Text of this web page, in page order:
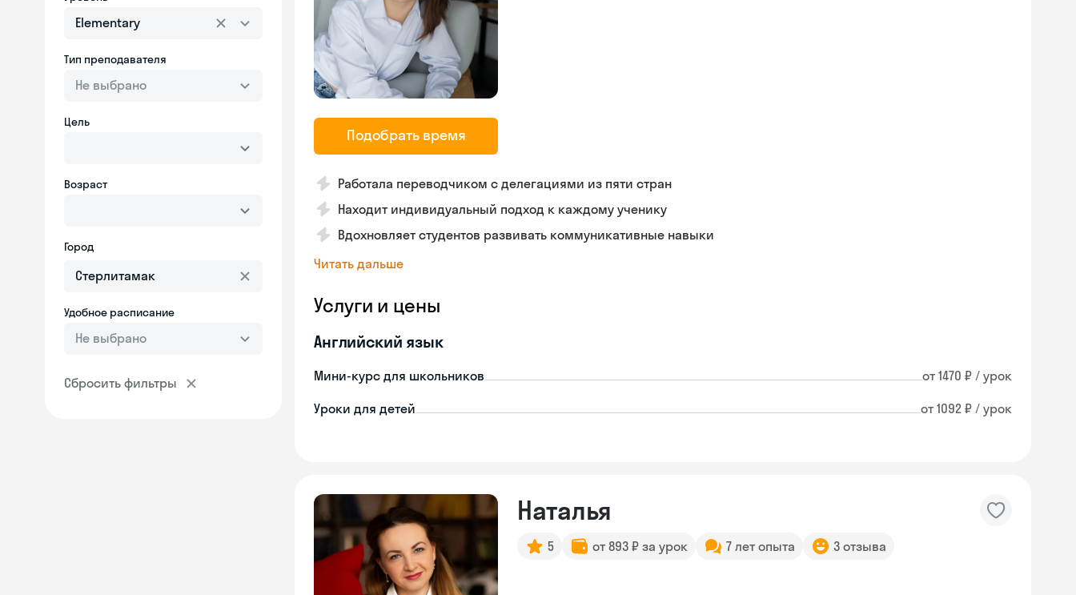
Elementary
Тип преподавателя
Не выбрано
Цель
Возраст
Город
Удобное расписание
Не выбрано
Сбросить фильтры
Подобрать время
Работала переводчиком с делегациями из пяти стран
Находит индивидуальный подход к каждому ученику
Вдохновляет студентов развивать коммуникативные навыки
Читать дальше
Услуги и цены
Английский язык
Мини-курс для школьников от 1470 ₽ / урок
Уроки для детей от 1092 ₽ / урок
Наталья
5 от 893 ₽ за урок 7 лет опыта 3 отзыва